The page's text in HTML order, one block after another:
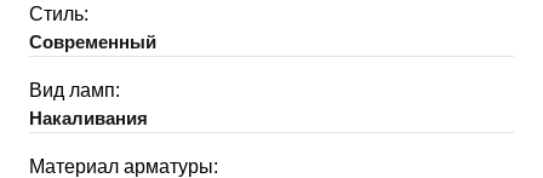
Стиль:
Современный
Вид ламп:
Накаливания
Материал арматуры: